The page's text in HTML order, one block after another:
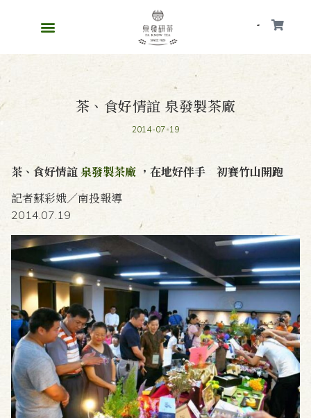
會員
茶、食好情誼 泉發製茶廠
2014-07-19
茶、食好情誼泉發製茶廠 ，在地好伴手 初賽竹山開跑
記者蘇彩娥／南投報導
2014.07.19